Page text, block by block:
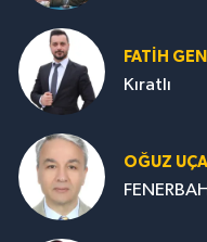
FATIH
Kıratlı
OĞUZ